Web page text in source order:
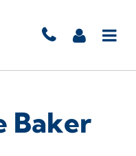
Baker